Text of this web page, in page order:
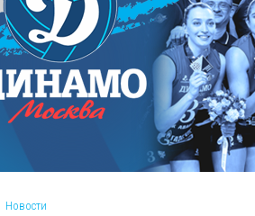
Новости